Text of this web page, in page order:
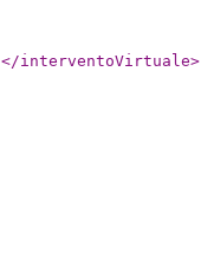
</interventoVirtuale>